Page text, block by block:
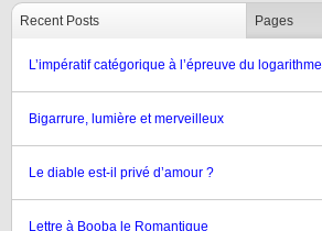
Recent Posts Pages
L’impératif catégorique à l’épreuve du logarithme
Bigarrure, lumière et merveilleux
Le diable est-il privé d’amour ?
Lettre à Booba le Romantique